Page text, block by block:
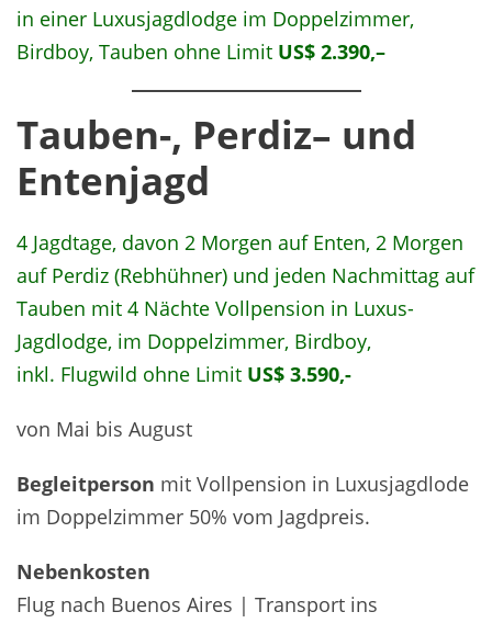
in einer Luxusjagdlodge im Doppelzimmer,
Birdboy, Tauben ohne Limit US$ 2.390,–
Tauben-, Perdiz– und
Entenjagd
4 Jagdtage, davon 2 Morgen auf Enten, 2 Morgen
auf Perdiz (Rebhühner) und jeden Nachmittag auf
Tauben mit 4 Nächte Vollpension in Luxus-
Jagdlodge, im Doppelzimmer, Birdboy,
inkl. Flugwild ohne Limit US$ 3.590,-
von Mai bis August
Begleitperson mit Vollpension in Luxusjagdlode
im Doppelzimmer 50% vom Jagdpreis.
Nebenkosten
Flug nach Buenos Aires | Transport ins